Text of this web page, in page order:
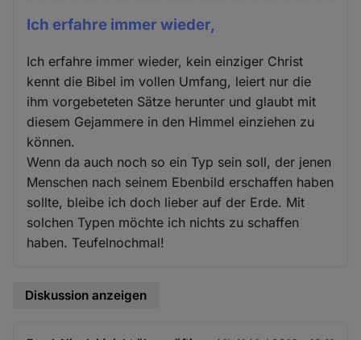
Ich erfahre immer wieder,
Ich erfahre immer wieder, kein einziger Christ
kennt die Bibel im vollen Umfang, leiert nur die
ihm vorgebeteten Sätze herunter und glaubt mit
diesem Gejammere in den Himmel einziehen zu
können.
Wenn da auch noch so ein Typ sein soll, der jenen
Menschen nach seinem Ebenbild erschaffen haben
sollte, bleibe ich doch lieber auf der Erde. Mit
solchen Typen möchte ich nichts zu schaffen
haben. Teufelnochmal!
Diskussion anzeigen